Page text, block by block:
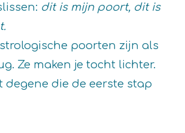
dit is mijn poort, dit is
poorten zijn als
Ze maken je tocht lichter.
degene die de eerste stap